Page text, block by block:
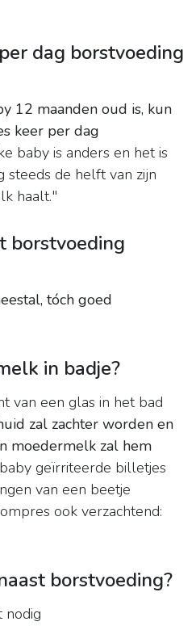
dag borstvoeding
12 maanden oud is, kun
keer per dag
baby is anders en het is
steeds de helft van zijn
haalt."
borstvoeding
tóch goed
in badje?
van een glas in het bad
zal zachter worden en
moedermelk zal hem
geïrriteerde billetjes
van een beetje
ook verzachtend:
borstvoeding?
nodig